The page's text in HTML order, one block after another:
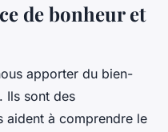
de bonheur et
apporter du bien-
Ils sont des
aident à comprendre le